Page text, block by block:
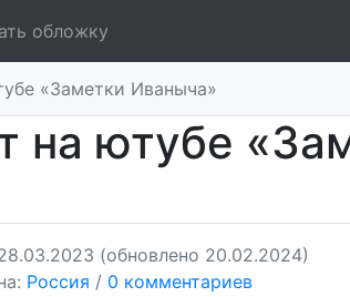
обложку
«Заметки Иваныча»
на ютубе
(обновлено 20.02.2024)
Россия / 0 комментариев